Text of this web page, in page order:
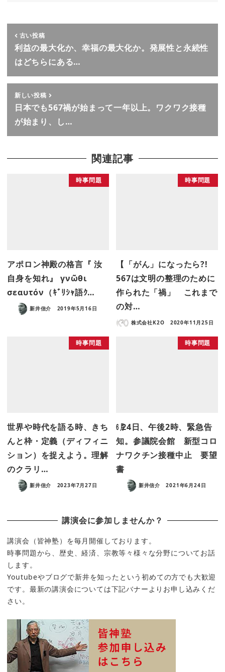
古い投稿
利益の最大化か、幸福の最大化か。発展性と永続性
はどちらにある…
新しい投稿
日本でも567禍が始まって一年以上。ワクワク接種
が始まり、し…
関連記事
時事問題
アポロン神殿の格言『 汝
自身を知れ』 γνῶθι
σεαυτόν（ｷﾞﾘｼｬ語ｸ…
新井信介 2019年5月16日
時事問題
【「がん」になったら?!
567は文明の整理のために
作られた「禍」 これまで
の対…
株式会社K2O 2020年11月25日
時事問題
世界や時代を語る時、きち
んと枠・定義（ディフィニ
ション）を捉えよう。理解
のクラリ…
新井信介 2023年7月27日
時事問題
㋅24日、午後2時、緊急告
知。参議院会館 新型コロ
ナワクチン接種中止 要望
書
新井信介 2021年6月24日
講演会に参加しませんか？
講演会（皆神塾）を毎月開催しております。
時事問題から、歴史、経済、宗教等々様々な分野についてお話
します。
Youtubeやブログで新井を知ったという初めての方でも大歓迎
です。最新の講演会については下記バナーよりお申し込みくだ
さい。